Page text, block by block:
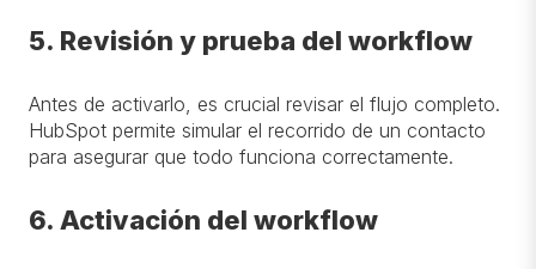
5. Revisión y prueba del workflow
Antes de activarlo, es crucial revisar el flujo completo.
HubSpot permite simular el recorrido de un contacto
para asegurar que todo funciona correctamente.
6. Activación del workflow